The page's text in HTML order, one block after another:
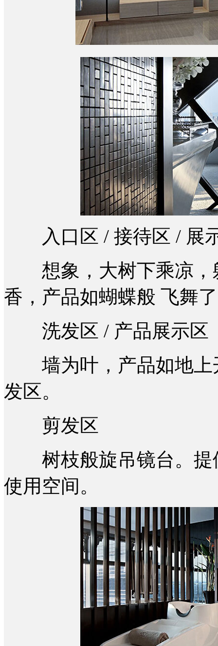
入口区 / 接待区 / 展
想象，大树下乘凉，
香，产品如蝴蝶般 飞舞
洗发区 / 产品展示区
墙为叶，产品如地上
发区。
剪发区
树枝般旋吊镜台。提
使用空间。